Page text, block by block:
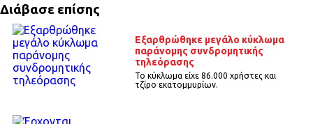
Διάβασε επίσης
Εξαρθρώθηκε μεγάλο κύκλωμα
παράνομης συνδρομητικής
τηλεόρασης
Το κύκλωμα είχε 86.000 χρήστες και
τζίρο εκατομμυρίων.